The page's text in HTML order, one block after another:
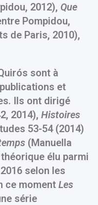
2012), Que
Pompidou,
de Paris, 2010),
sont à
et
Ils ont dirigé
2014), Histoires
53-54 (2014)
(Manuella
élu parmi
selon les
ce moment Les
série